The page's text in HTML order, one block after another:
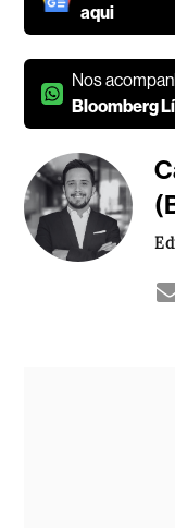
aqui
Nos
Bloomberg